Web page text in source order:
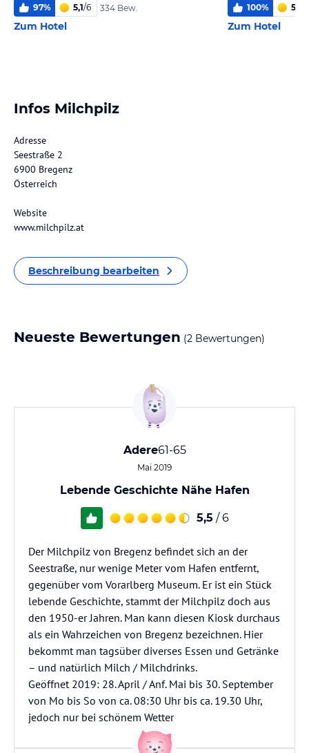
97% 5,1/6 334 Bew.
Zum Hotel
100% 5,7
Zum Hotel
Infos Milchpilz
Adresse
Seestraße 2
6900 Bregenz
Österreich
Website
www.milchpilz.at
Beschreibung bearbeiten
Neueste Bewertungen (2 Bewertungen)
Adere61-65
Mai 2019
Lebende Geschichte Nähe Hafen
5,5 / 6
Der Milchpilz von Bregenz befindet sich an der
Seestraße, nur wenige Meter vom Hafen entfernt,
gegenüber vom Vorarlberg Museum. Er ist ein Stück
lebende Geschichte, stammt der Milchpilz doch aus
den 1950-er Jahren. Man kann diesen Kiosk durchaus
als ein Wahrzeichen von Bregenz bezeichnen. Hier
bekommt man tagsüber diverses Essen und Getränke
– und natürlich Milch / Milchdrinks.
Geöffnet 2019: 28. April / Anf. Mai bis 30. September
von Mo bis So von ca. 08:30 Uhr bis ca. 19.30 Uhr,
jedoch nur bei schönem Wetter